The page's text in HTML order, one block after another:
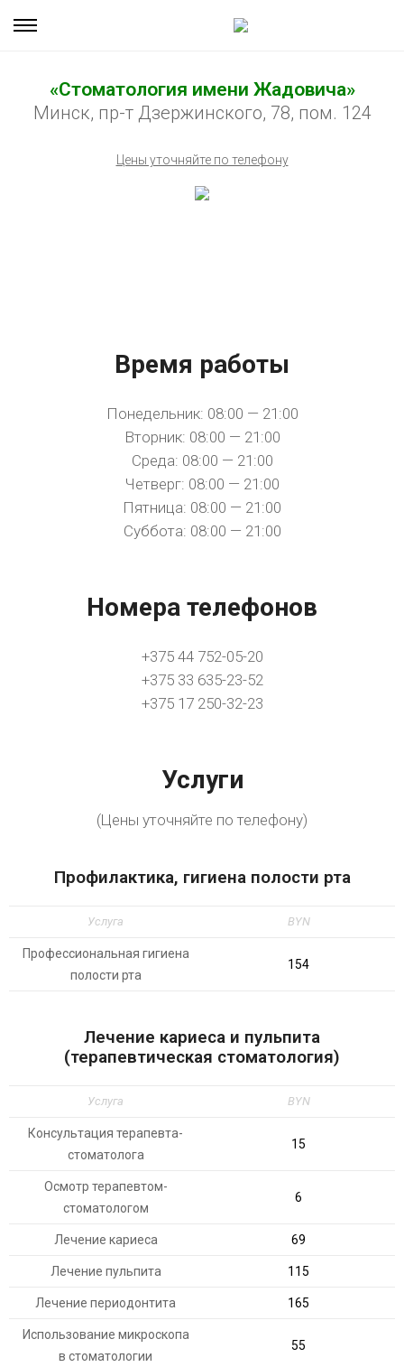
«Стоматология имени Жадовича»
Минск, пр-т Дзержинского, 78, пом. 124
Цены уточняйте по телефону
Время работы
Понедельник: 08:00 — 21:00
Вторник: 08:00 — 21:00
Среда: 08:00 — 21:00
Четверг: 08:00 — 21:00
Пятница: 08:00 — 21:00
Суббота: 08:00 — 21:00
Номера телефонов
+375 44 752-05-20
+375 33 635-23-52
+375 17 250-32-23
Услуги
(Цены уточняйте по телефону)
Профилактика, гигиена полости рта
Услуга BYN
Профессиональная гигиена
полости рта
154
Лечение кариеса и пульпита
(терапевтическая стоматология)
Услуга BYN
Консультация терапевта-
стоматолога
15
Осмотр терапевтом-
стоматологом
6
Лечение кариеса 69
Лечение пульпита 115
Лечение периодонтита 165
Использование микроскопа
в стоматологии
55